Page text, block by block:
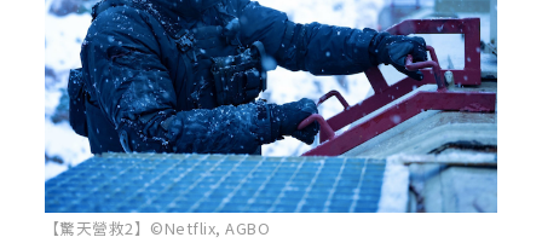
【驚天營救2】©Netflix, AGBO